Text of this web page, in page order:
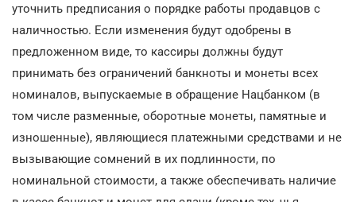
уточнить предписания о порядке работы продавцов с
наличностью. Если изменения будут одобрены в
предложенном виде, то кассиры должны будут
принимать без ограничений банкноты и монеты всех
номиналов, выпускаемые в обращение Нацбанком (в
том числе разменные, оборотные монеты, памятные и
изношенные), являющиеся платежными средствами и не
вызывающие сомнений в их подлинности, по
номинальной стоимости, а также обеспечивать наличие